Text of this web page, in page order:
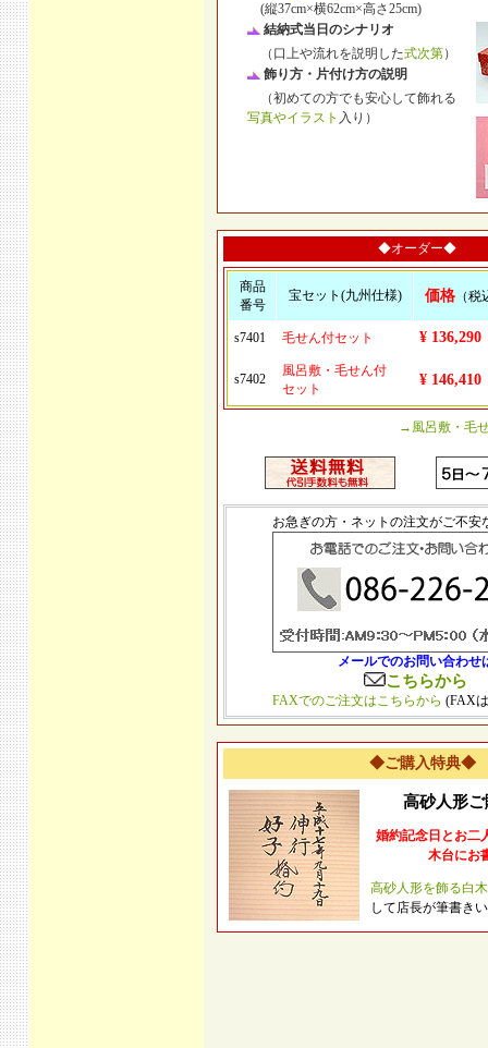
(縦37cm×横62cm×高さ25cm)
結納式当日のシナリオ
（口上や流れを説明した式次第）
飾り方・片付け方の説明
（初めての方でも安心して飾れる
写真やイラスト 入り）
◆オーダー◆
商品
番号
宝セット(九州仕様) 価格（税
s7401 毛せん付セット ¥ 136,290
s7402
風呂敷・毛せん付
セット
¥ 146,410
→風呂敷・毛
お急ぎの方・ネットの注文がご不安
メールでのお問い合わせ
こちらから
FAXでのご注文はこちらから (FAX
◆ご購入特典◆
高砂人形
婚約記念日とお二
木台にお
高砂人形を飾る白
して店長が筆書き